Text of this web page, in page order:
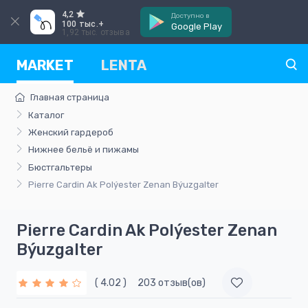
4,2
100 тыс.+
1,92 тыс. отзыва
Доступно в
Google Play
MARKET LENTA
Главная страница
Каталог
Женский гардероб
Нижнее бельё и пижамы
Бюстгальтеры
Pierre Cardin Ak Polýester Zenan Býuzgalter
Pierre Cardin Ak Polýester Zenan
Býuzgalter
( 4.02 ) 203 отзыв(ов)